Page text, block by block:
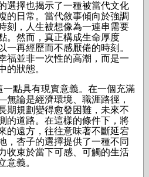
選擇也揭示了一種被當代文化
的日常。當代敘事傾向於強調
刻，人生被想像為一連串需要
。然而，真正構成生命厚度
一再經歷而不感厭倦的時刻。
福並非一次性的高潮，而是一
的狀態。
一點具有現實意義。在一個充滿
論是經濟環境、職涯路徑，
規劃變得愈發困難，未來不
的道路。在這樣的條件下，將
的遠方，往往意味著不斷延宕
，杏子的選擇提供了一種不同
收束於當下可感、可觸的生活
意義。